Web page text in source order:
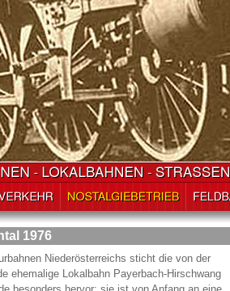
1976
Niederösterreichs sticht die von der
ehemalige Lokalbahn Payerbach-Hirschwang